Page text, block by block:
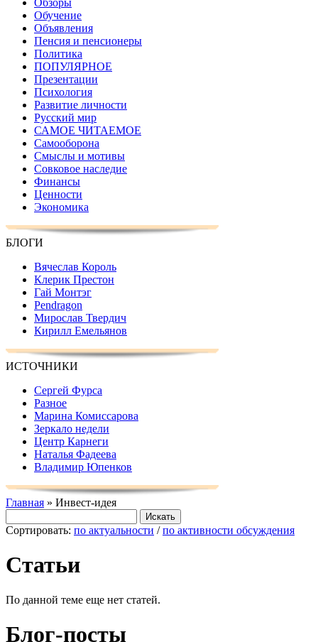
Обучение
Объявления
Пенсия и пенсионеры
Политика
ПОПУЛЯРНОЕ
Презентации
Психология
Развитие личности
Русский мир
САМОЕ ЧИТАЕМОЕ
Самооборона
Смыслы и мотивы
Совковое наследие
Финансы
Ценности
Экономика
БЛОГИ
Вячеслав Король
Клерик Престон
Гай Монтэг
Pendragon
Мирослав Твердич
Кирилл Емельянов
ИСТОЧНИКИ
Сергей Фурса
Разное
Марина Комиссарова
Зеркало недели
Центр Карнеги
Наталья Фадеева
Владимир Юпенков
Главная » Инвест-идея
Сортировать: по актуальности /по активности обсуждения
Статьи
По данной теме еще нет статей.
Блог-посты